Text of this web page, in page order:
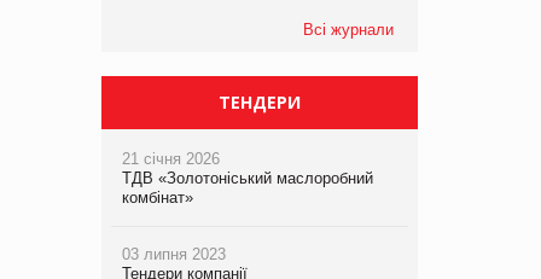
Всі журнали
ТЕНДЕРИ
21 січня 2026
ТДВ «Золотоніський маслоробний
комбінат»
03 липня 2023
Тендери компанії